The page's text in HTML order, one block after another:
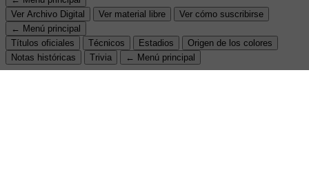
Ver Archivo Digital
Ver material libre
Ver cómo suscribirse
← Menú principal
Títulos oficiales
Técnicos Estadios
Origen de los colores
Notas históricas
Trivia ← Menú principal